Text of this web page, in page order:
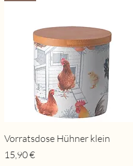
Schnellansicht
Vorratsdose Hühner klein
Preis
15,90 €